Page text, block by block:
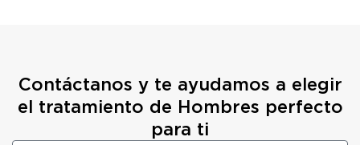
Contáctanos y te ayudamos a elegir
el tratamiento de Hombres perfecto
para ti